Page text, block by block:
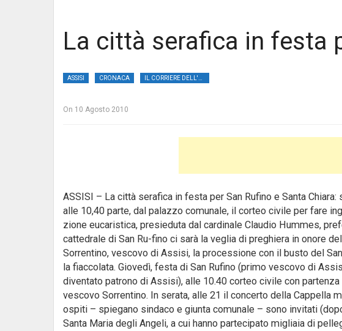
La città serafica in festa
ASSISI CRONACA
On 10 Agosto 2010
ASSISI – La città serafica in festa per San Rufino e Santa
alle 10,40 parte, dal palazzo comunale, il corteo civile per fare
zione eucaristica, presieduta dal cardinale Claudio Hummes,
cattedrale di San Ru-fino ci sarà la veglia di preghiera in onore
Sorrentino, vescovo di Assisi, la processione con il busto del
la fiaccolata. Giovedì, festa di San Rufino (primo vescovo di
diventato patrono di Assisi), alle 10.40 corteo civile con
vescovo Sorrentino. In serata, alle 21 il concerto della Cappella
ospiti – spiegano sindaco e giunta comunale – sono invitati
Santa Maria degli Angeli, a cui hanno partecipato migliaia di